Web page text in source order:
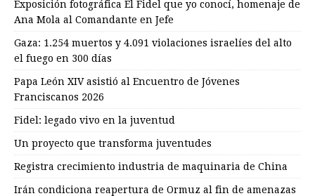
Exposición fotográfica El Fidel que yo conocí, homenaje de
Ana Mola al Comandante en Jefe
Gaza: 1.254 muertos y 4.091 violaciones israelíes del alto
el fuego en 300 días
Papa León XIV asistió al Encuentro de Jóvenes
Franciscanos 2026
Fidel: legado vivo en la juventud
Un proyecto que transforma juventudes
Registra crecimiento industria de maquinaria de China
Irán condiciona reapertura de Ormuz al fin de amenazas